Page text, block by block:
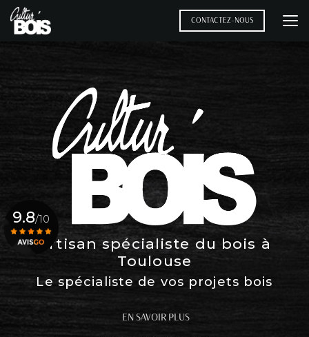
Aller
au
contenu
CONTACTEZ-NOUS
Artisan spécialiste du bois à
Toulouse
Le spécialiste de vos projets bois
EN SAVOIR PLUS
9.8/10